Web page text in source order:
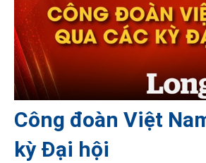
Công đoàn Việt
kỳ Đại hội